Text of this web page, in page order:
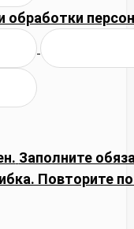
обработки
Заполните
Повторите